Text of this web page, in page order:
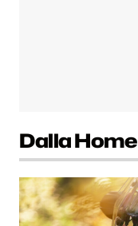
Dalla Home